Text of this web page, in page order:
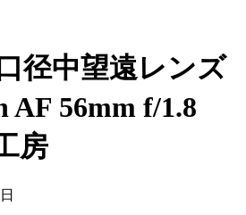
径中望遠レンズ
AF 56mm f/1.8
房